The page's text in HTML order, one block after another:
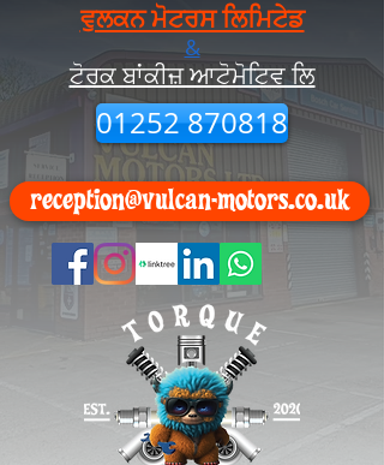
ਵੁਲਕਨ ਮੋਟਰਸ ਲਿਮਿਟੇਡ
&
ਟੋਰਕ ਬਾਂਕੀਜ਼ ਆਟੋਮੋਟਿਵ ਲਿ
01252 870818
reception@vulcan-motors.co.uk